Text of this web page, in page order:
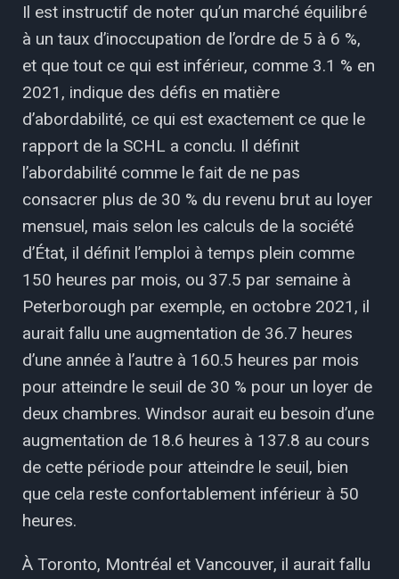
Il est instructif de noter qu’un marché équilibré
à un taux d’inoccupation de l’ordre de 5 à 6 %,
et que tout ce qui est inférieur, comme 3.1 % en
2021, indique des défis en matière
d’abordabilité, ce qui est exactement ce que le
rapport de la SCHL a conclu. Il définit
l’abordabilité comme le fait de ne pas
consacrer plus de 30 % du revenu brut au loyer
mensuel, mais selon les calculs de la société
d’État, il définit l’emploi à temps plein comme
150 heures par mois, ou 37.5 par semaine à
Peterborough par exemple, en octobre 2021, il
aurait fallu une augmentation de 36.7 heures
d’une année à l’autre à 160.5 heures par mois
pour atteindre le seuil de 30 % pour un loyer de
deux chambres. Windsor aurait eu besoin d’une
augmentation de 18.6 heures à 137.8 au cours
de cette période pour atteindre le seuil, bien
que cela reste confortablement inférieur à 50
heures.
À Toronto, Montréal et Vancouver, il aurait fallu